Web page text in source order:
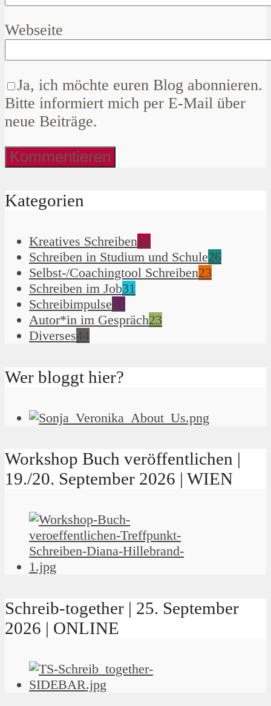
Webseite
Ja, ich möchte euren Blog abonnieren.
Bitte informiert mich per E-Mail über
neue Beiträge.
Kategorien
Kreatives Schreiben90
Schreiben in Studium und Schule26
Selbst-/Coachingtool Schreiben23
Schreiben im Job31
Schreibimpulse51
Autor*in im Gespräch23
Diverses44
Wer bloggt hier?
Workshop Buch veröffentlichen |
19./20. September 2026 | WIEN
Schreib-together | 25. September
2026 | ONLINE